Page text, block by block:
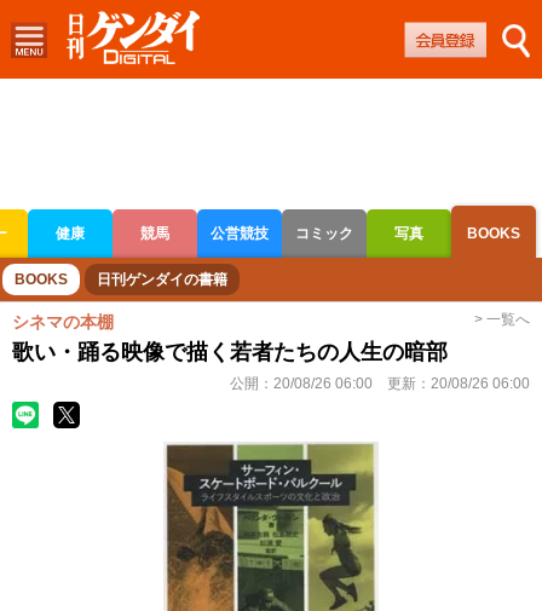
健康 競馬 公営競技 コミック 写真 BOOKS
ボートレース 競輪 オートレース
BOOKS 日刊ゲンダイの書籍
シネマの本棚 > 一覧へ
歌い・踊る映像で描く若者たちの人生の暗部
公開： 20/08/26 06:00 更新： 20/08/26 06:00